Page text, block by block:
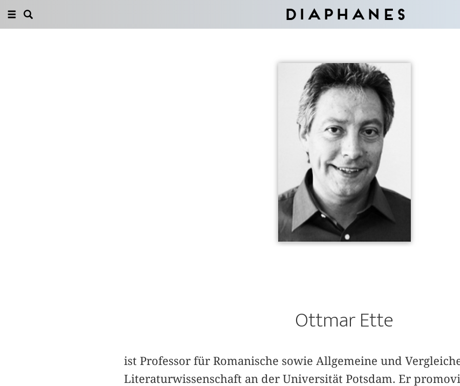
Diaphanes
Ottmar Ette
ist Professor für Romanische sowie Allgemeine und
Literaturwissenschaft an der Universität Potsdam. Er